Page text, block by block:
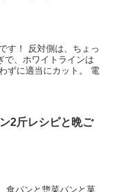
す！ 反対側は、ちょっ
で、ホワイトラインは
ずに適当にカット。 電
2斤レシピと晩ご
食パンと惣菜パンと菓